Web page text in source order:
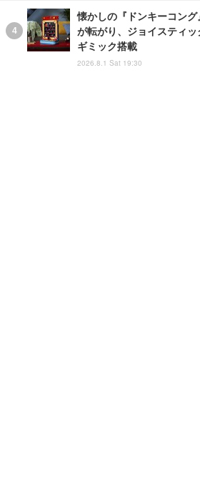
懐かしの『ドンキーコン
が転がり、ジョイスティ
ギミック搭載
2026.8.1 Sat 19:30